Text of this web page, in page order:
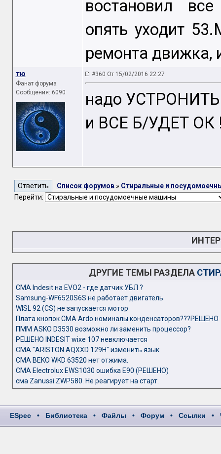
востановил
опять уходит
ремонта движка,
тю
Фанат форума
Сообщения: 6090
#360 От 15/02/2016 22:27
надо УСТРОНИТЬ
и ВСЕ Б/УДЕТ ОК
Список форумов» Стиральные и
Перейти:
ДРУГИЕ ТЕМЫ РАЗДЕЛА
CMA Indesit на EVO2 - где датчик УБЛ ?
Samsung-WF6520S6S не работает двигатель
WISL 92 (CS) не запускается мотор
Плата кнопок СМА Ardo номиналы конденсаторов???РЕШЕНО
ПММ ASKO D3530 возможно ли заменить процессор?
РЕШЕНО INDESIT wixe 107 невключается
СМА "ARISTON AQXXD 129H" изменить язык
СМА BEKO WKD 63520 нет отжима.
СМА Electrolux EWS1030 ошибка E90 (РЕШЕНО)
сма Zanussi ZWP580. Не реагирует на старт.
ESpec • Библиотека • Файлы • Форум • Ссылки •